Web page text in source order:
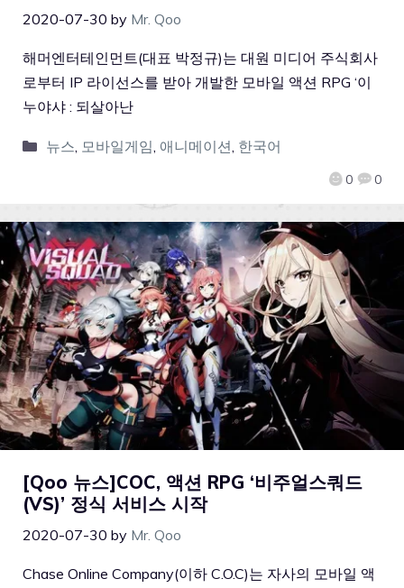
2020-07-30 by Mr. Qoo
0 0
해머엔터테인먼트(대표 박정규)는 대원 미디어 주식회사
로부터 IP 라이선스를 받아 개발한 모바일 액션 RPG ‘이
누야샤 : 되살아난
뉴스 모바일게임 애니메이션 한국어
[Qoo 뉴스]COC, 액션 RPG ‘비주얼스쿼드
(VS)’ 정식 서비스 시작
2020-07-30 by Mr. Qoo
Chase Online Company(이하 C.O.C)는 자사의 모바일 액